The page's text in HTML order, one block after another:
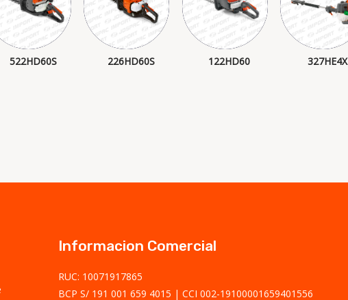
522HD60S 226HD60S 122HD60 327HE4X
Informacion Comercial
RUC: 10071917865
BCP S/ 191 001 659 4015
CCI 002-19100001659401556